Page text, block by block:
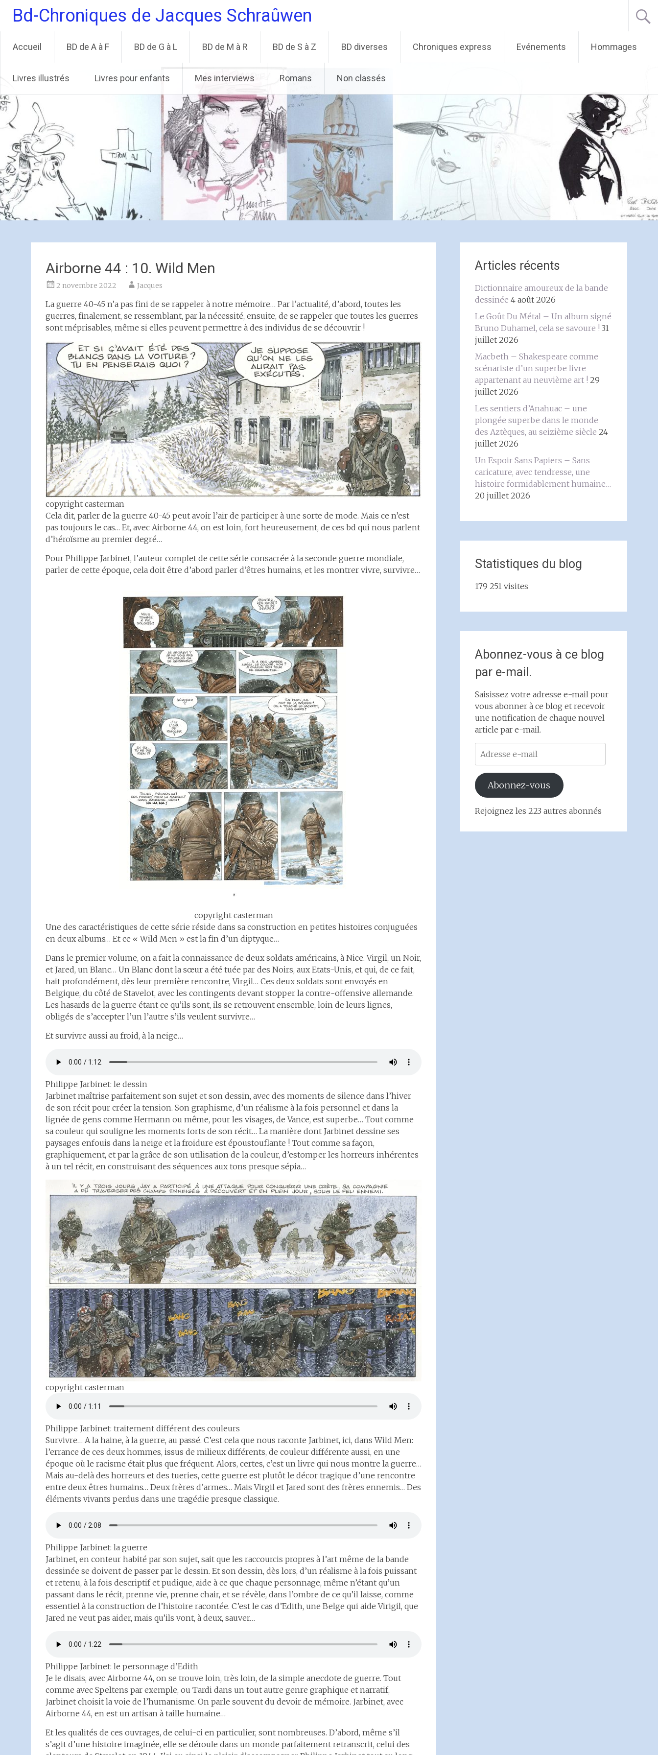
contenu
Bd-Chroniques de Jacques Schraûwen
Accueil BD de A à F BD de G à L BD de M à R BD de S à Z BD diverses Chroniques express Evénements Hommages
Livres illustrés Livres pour enfants Mes interviews Romans Non classés
Airborne 44 : 10. Wild Men
2 novembre 2022 Jacques
La guerre 40-45 n’a pas fini de se rappeler à notre mémoire… Par l’actualité, d’abord, toutes les
guerres, finalement, se ressemblant, par la nécessité, ensuite, de se rappeler que toutes les guerres
sont méprisables, même si elles peuvent permettre à des individus de se découvrir !
copyright casterman
Cela dit, parler de la guerre 40-45 peut avoir l’air de participer à une sorte de mode. Mais ce n’est
pas toujours le cas… Et, avec Airborne 44, on est loin, fort heureusement, de ces bd qui nous parlent
d’héroïsme au premier degré…
Pour Philippe Jarbinet, l’auteur complet de cette série consacrée à la seconde guerre mondiale,
parler de cette époque, cela doit être d’abord parler d’êtres humains, et les montrer vivre, survivre…
copyright casterman
Une des caractéristiques de cette série réside dans sa construction en petites histoires conjuguées
en deux albums… Et ce « Wild Men » est la fin d’un diptyque…
Dans le premier volume, on a fait la connaissance de deux soldats américains, à Nice. Virgil, un Noir,
et Jared, un Blanc… Un Blanc dont la sœur a été tuée par des Noirs, aux Etats-Unis, et qui, de ce fait,
hait profondément, dès leur première rencontre, Virgil… Ces deux soldats sont envoyés en
Belgique, du côté de Stavelot, avec les contingents devant stopper la contre-offensive allemande.
Les hasards de la guerre étant ce qu’ils sont, ils se retrouvent ensemble, loin de leurs lignes,
obligés de s’accepter l’un l’autre s’ils veulent survivre…
Et survivre aussi au froid, à la neige…
Philippe Jarbinet: le dessin
Jarbinet maîtrise parfaitement son sujet et son dessin, avec des moments de silence dans l’hiver
de son récit pour créer la tension. Son graphisme, d’un réalisme à la fois personnel et dans la
lignée de gens comme Hermann ou même, pour les visages, de Vance, est superbe… Tout comme
sa couleur qui souligne les moments forts de son récit… La manière dont Jarbinet dessine ses
paysages enfouis dans la neige et la froidure est époustouflante ! Tout comme sa façon,
graphiquement, et par la grâce de son utilisation de la couleur, d’estomper les horreurs inhérentes
à un tel récit, en construisant des séquences aux tons presque sépia…
copyright casterman
Philippe Jarbinet: traitement différent des couleurs
Survivre… A la haine, à la guerre, au passé. C’est cela que nous raconte Jarbinet, ici, dans Wild Men:
l’errance de ces deux hommes, issus de milieux différents, de couleur différente aussi, en une
époque où le racisme était plus que fréquent. Alors, certes, c’est un livre qui nous montre la guerre…
Mais au-delà des horreurs et des tueries, cette guerre est plutôt le décor tragique d’une rencontre
entre deux êtres humains… Deux frères d’armes… Mais Virgil et Jared sont des frères ennemis… Des
éléments vivants perdus dans une tragédie presque classique.
Philippe Jarbinet: la guerre
Jarbinet, en conteur habité par son sujet, sait que les raccourcis propres à l’art même de la bande
dessinée se doivent de passer par le dessin. Et son dessin, dès lors, d’un réalisme à la fois puissant
et retenu, à la fois descriptif et pudique, aide à ce que chaque personnage, même n’étant qu’un
passant dans le récit, prenne vie, prenne chair, et se révèle, dans l’ombre de ce qu’il laisse, comme
essentiel à la construction de l’histoire racontée. C’est le cas d’Edith, une Belge qui aide Virigil, que
Jared ne veut pas aider, mais qu’ils vont, à deux, sauver…
Philippe Jarbinet: le personnage d’Edith
Je le disais, avec Airborne 44, on se trouve loin, très loin, de la simple anecdote de guerre. Tout
comme avec Speltens par exemple, ou Tardi dans un tout autre genre graphique et narratif,
Jarbinet choisit la voie de l’humanisme. On parle souvent du devoir de mémoire. Jarbinet, avec
Airborne 44, en est un artisan à taille humaine…
Et les qualités de ces ouvrages, de celui-ci en particulier, sont nombreuses. D’abord, même s’il
s’agit d’une histoire imaginée, elle se déroule dans un monde parfaitement retranscrit, celui des
Articles récents
Dictionnaire amoureux de la bande
dessinée 4 août 2026
Le Goût Du Métal – Un album signé
Bruno Duhamel, cela se savoure ! 31
juillet 2026
Macbeth – Shakespeare comme
scénariste d’un superbe livre
appartenant au neuvième art ! 29
juillet 2026
Les sentiers d’Anahuac – une
plongée superbe dans le monde
des Aztèques, au seizième siècle 24
juillet 2026
Un Espoir Sans Papiers – Sans
caricature, avec tendresse, une
histoire formidablement humaine…
20 juillet 2026
Statistiques du blog
179 251 visites
Abonnez-vous à ce blog
par e-mail.
Saisissez votre adresse e-mail pour
vous abonner à ce blog et recevoir
une notification de chaque nouvel
article par e-mail.
Adresse
e-
mail
Abonnez-vous
Rejoignez les 223 autres abonnés